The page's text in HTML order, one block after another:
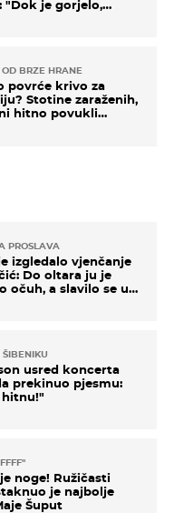
"Dok je gorjelo,
OD BRZE HRANE
povrće krivo za
Stotine zaraženih,
hitno povukli
PROSLAVA
izgledalo vjenčanje
Do oltara ju je
očuh, a slavilo se uz
usred koncerta
prekinuo pjesmu:
noge! Ružičasti
je najbolje
Šuput